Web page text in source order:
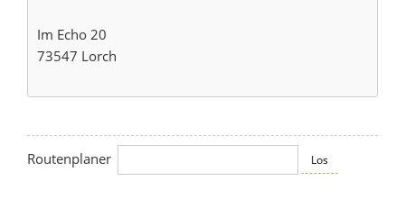
Im Echo 20
73547 Lorch
Routenplaner Los